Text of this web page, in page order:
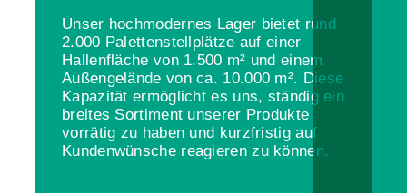
Unser hochmodernes Lager bietet rund
2.000 Palettenstellplätze auf einer
Hallenfläche von 1.500 m² und einem
Außengelände von ca. 10.000 m². Diese
Kapazität ermöglicht es uns, ständig ein
breites Sortiment unserer Produkte
vorrätig zu haben und kurzfristig auf
Kundenwünsche reagieren zu können.